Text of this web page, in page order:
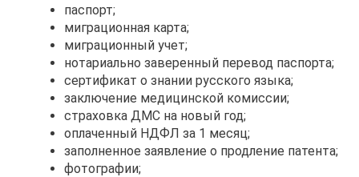
паспорт;
миграционная карта;
миграционный учет;
нотариально заверенный перевод паспорта;
сертификат о знании русского языка;
заключение медицинской комиссии;
страховка ДМС на новый год;
оплаченный НДФЛ за 1 месяц;
заполненное заявление о продление патента;
фотографии;